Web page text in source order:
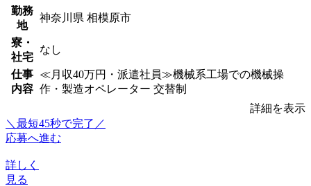
勤務
地
神奈川県 相模原市
寮・
社宅
なし
仕事
内容
≪月収40万円・派遣社員≫機械系工場での機械操
作・製造オペレーター 交替制
詳細を表示
＼最短45秒で完了／
応募へ進む
詳しく
見る